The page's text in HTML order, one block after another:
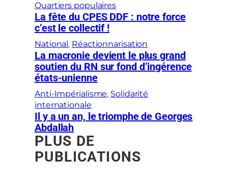
Quartiers populaires
La fête du CPES DDF : notre force
c’est le collectif !
National , Réactionnarisation
La macronie devient le plus grand
soutien du RN sur fond d’ingérence
états-unienne
Anti-Impérialisme, Solidarité
internationale
Il y a un an, le triomphe de Georges
Abdallah
PLUS DE
PUBLICATIONS